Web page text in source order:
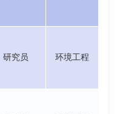
研究员 环境工程